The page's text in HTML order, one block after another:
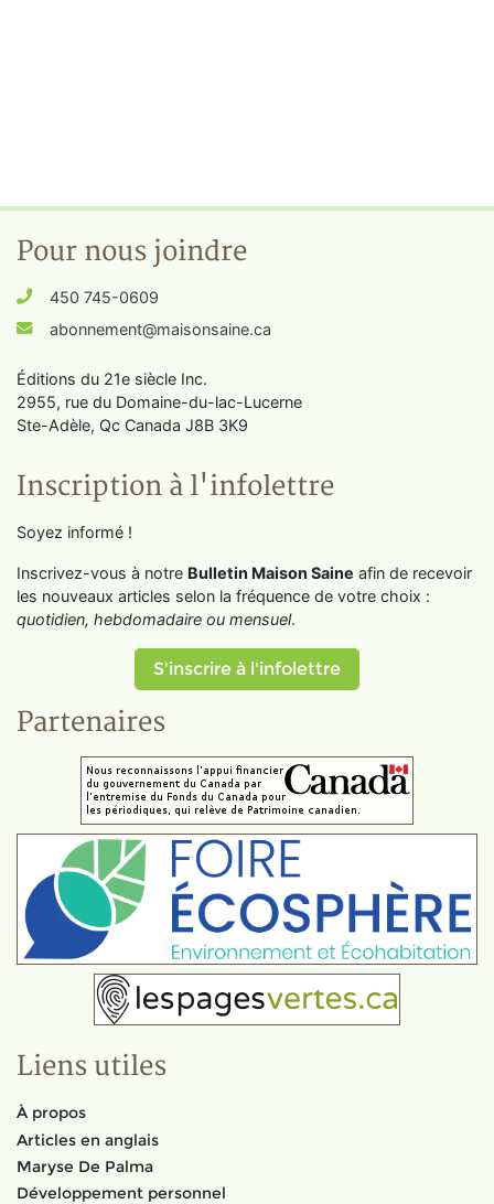
Pour nous joindre
450 745-0609
abonnement@maisonsaine.ca
Éditions du 21e siècle Inc.
2955, rue du Domaine-du-lac-Lucerne
Ste-Adèle, Qc Canada J8B 3K9
Inscription à l'infolettre
Soyez informé !
Inscrivez-vous à notre Bulletin Maison Saine afin de recevoir
les nouveaux articles selon la fréquence de votre choix :
quotidien, hebdomadaire ou mensuel.
S'inscrire à l'infolettre
Partenaires
Liens utiles
À propos
Articles en anglais
Maryse De Palma
Développement personnel